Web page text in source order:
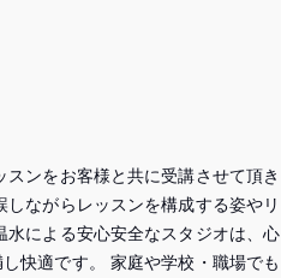
ンをお客様と共に受講させて頂き
ながらレッスンを構成する姿やリ
による安心安全なスタジオは、心
快適です。 家庭や学校・職場でも